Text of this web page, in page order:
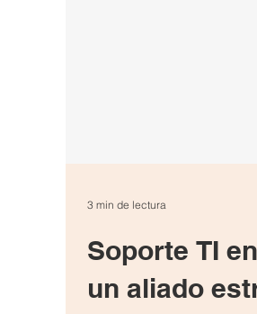
Soporte TI
un aliado
3 min de lectura